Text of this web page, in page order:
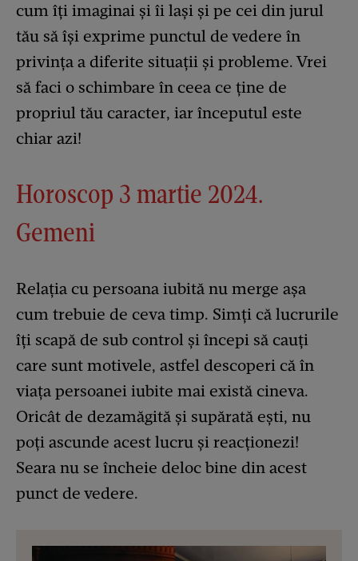
cum îți imaginai și îi lași și pe cei din jurul
tău să își exprime punctul de vedere în
privința a diferite situații și probleme. Vrei
să faci o schimbare în ceea ce ține de
propriul tău caracter, iar începutul este
chiar azi!
Horoscop 3 martie 2024.
Gemeni
Relația cu persoana iubită nu merge așa
cum trebuie de ceva timp. Simți că lucrurile
îți scapă de sub control și începi să cauți
care sunt motivele, astfel descoperi că în
viața persoanei iubite mai există cineva.
Oricât de dezamăgită și supărată ești, nu
poți ascunde acest lucru și reacționezi!
Seara nu se încheie deloc bine din acest
punct de vedere.